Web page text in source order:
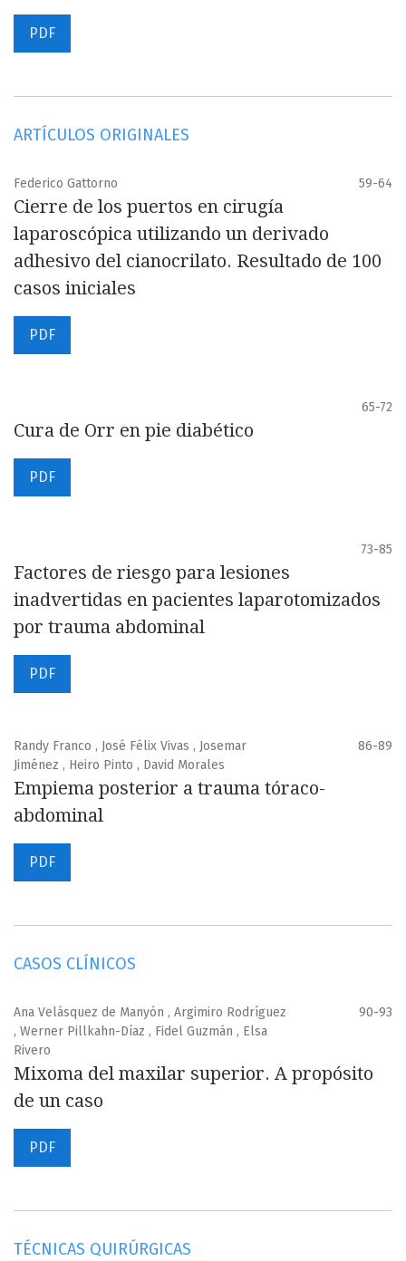
PDF
ARTÍCULOS ORIGINALES
Federico Gattorno 59-64
Cierre de los puertos en cirugía
laparoscópica utilizando un derivado
adhesivo del cianocrilato. Resultado de 100
casos iniciales
PDF
65-72
Cura de Orr en pie diabético
PDF
73-85
Factores de riesgo para lesiones
inadvertidas en pacientes laparotomizados
por trauma abdominal
PDF
Randy Franco , José Félix Vivas , Josemar
Jiménez , Heiro Pinto , David Morales
86-89
Empiema posterior a trauma tóraco-
abdominal
PDF
CASOS CLÍNICOS
Ana Velásquez de Manyón , Argimiro Rodríguez
, Werner Pillkahn-Díaz , Fidel Guzmán , Elsa
Rivero
90-93
Mixoma del maxilar superior. A propósito
de un caso
PDF
TÉCNICAS QUIRÚRGICAS